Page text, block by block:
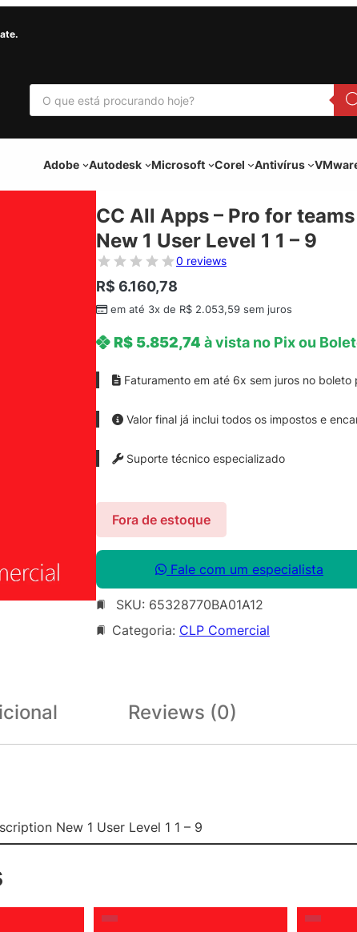
P
s
u
r
Adobe Autodesk Microsoft Corel Antivírus
CC All Apps – Pro for
New 1 User Level 1 1 – 9
0 reviews
R$ 6.160,78
em até 3x de R$ 2.053,59 sem juros
R$ 5.852,74 à vista no Pix ou
Faturamento em até 6x sem juros no
Valor final já inclui todos os impostos e
Suporte técnico especializado
Fora de estoque
Fale com um especialista
SKU: 65328770BA01A12
Categoria: CLP Comercial
Reviews (0)
New 1 User Level 1 1 – 9